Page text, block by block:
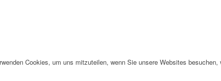
Cookies, um uns mitzuteilen, wenn Sie unsere Websites